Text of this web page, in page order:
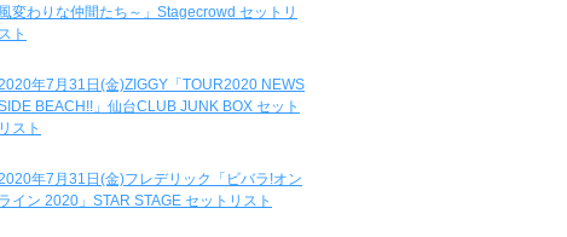
風変わりな仲間たち～」Stagecrowd セットリ
スト
年7月31日(金)ZIGGY「TOUR2020 NEWS
BEACH!!」仙台CLUB JUNK BOX セット
リスト
年7月31日(金)フレデリック「ビバラ!オン
ライン 2020」STAR STAGE セットリスト